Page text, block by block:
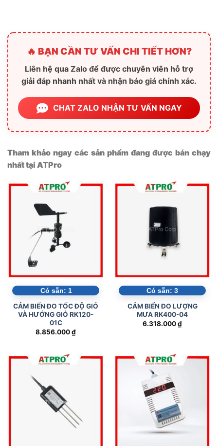
🔥 BẠN CẦN TƯ VẤN CHI TIẾT HƠN?
Liên hệ qua Zalo để được chuyên viên hỗ trợ
giải đáp nhanh nhất và nhận báo giá chính xác.
CHAT ZALO NHẬN TƯ VẤN NGAY
Tham khảo ngay các sản phẩm đang được bán chạy
nhất tại ATPro
Có sẵn: 1
CẢM BIẾN ĐO TỐC ĐỘ GIÓ
VÀ HƯỚNG GIÓ RK120-
01C
8.856.000₫
Có sẵn: 3
CẢM BIẾN ĐO LƯỢNG
MƯA RK400-04
6.318.000₫